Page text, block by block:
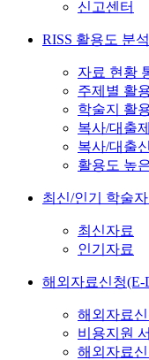
신고센터
RISS 활용도 분석
자료 현황
주제별 활
학술지 활
복사/대출
복사/대출
활용도 높
최신/인기 학술
최신자료
인기자료
해외자료신청(E-
해외자료
비용지원
해외자료